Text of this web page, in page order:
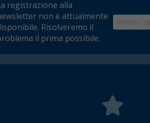
registrazione alla
non è attualmente
Risolveremo il
il prima possibile.